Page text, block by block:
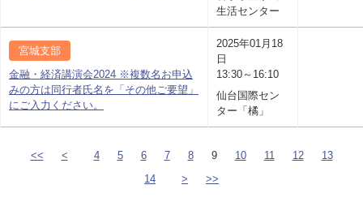
生活センター
宮城支部
金融・経済講演会2024 ※複数名お申込
みの方は同行者氏名を「その他ご要望」
にご入力ください。
2025年01月18
日
13:30～16:10
仙台国際セン
ター「橘」
<< < 4 5 6 7 8 9 10 11 12
13
14
> >>